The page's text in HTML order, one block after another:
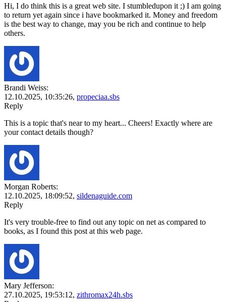
Hi, I do think this is a great web site. I stumbledupon it ;) I am going
to return yet again since i have bookmarked it. Money and freedom
is the best way to change, may you be rich and continue to help
others.
Brandi Weiss:
12.10.2025, 10:35:26, propeciaa.sbs
Reply
This is a topic that's near to my heart... Cheers! Exactly where are
your contact details though?
Morgan Roberts:
12.10.2025, 18:09:52, sildenaguide.com
Reply
It's very trouble-free to find out any topic on net as compared to
books, as I found this post at this web page.
Mary Jefferson:
27.10.2025, 19:53:12, zithromax24h.sbs